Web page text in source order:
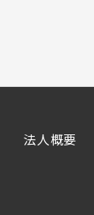
法人概要